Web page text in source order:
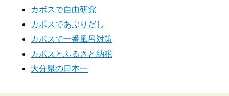
カボスで自由研究
カボスであぶりだし
カボスで一番風呂対策
カボスとふるさと納税
大分県の日本一